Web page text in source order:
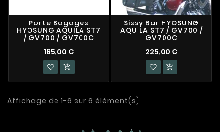
Porte Bagages
HYOSUNG AQUILA ST7
/ GV700 / GV700C
165,00 €

Sissy Bar HYOSUNG
AQUILA ST7 / GV700 /
GV700C
225,00 €

Affichage de 1-6 sur 6 élément(s)